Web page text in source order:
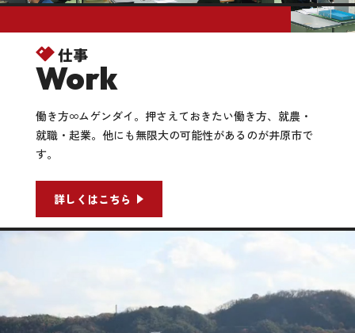
仕事
Work
働き方∞ムゲンダイ。押さえておきたい働き方、就農・
就職・起業。他にも無限大の可能性があるのが井原市で
す。
詳しくはこちら